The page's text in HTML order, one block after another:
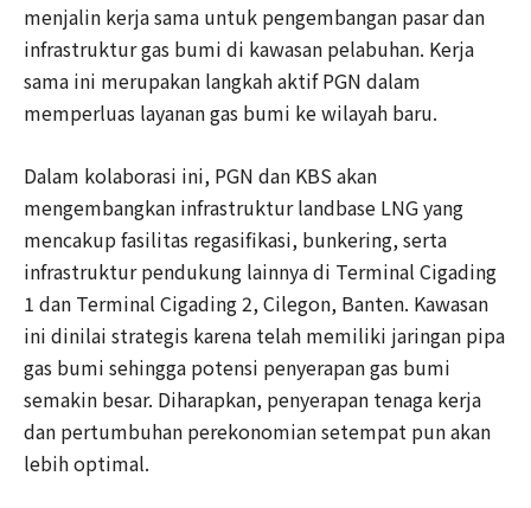
menjalin kerja sama untuk pengembangan pasar dan
infrastruktur gas bumi di kawasan pelabuhan. Kerja
sama ini merupakan langkah aktif PGN dalam
memperluas layanan gas bumi ke wilayah baru.
Dalam kolaborasi ini, PGN dan KBS akan
mengembangkan infrastruktur landbase LNG yang
mencakup fasilitas regasifikasi, bunkering, serta
infrastruktur pendukung lainnya di Terminal Cigading
1 dan Terminal Cigading 2, Cilegon, Banten. Kawasan
ini dinilai strategis karena telah memiliki jaringan pipa
gas bumi sehingga potensi penyerapan gas bumi
semakin besar. Diharapkan, penyerapan tenaga kerja
dan pertumbuhan perekonomian setempat pun akan
lebih optimal.